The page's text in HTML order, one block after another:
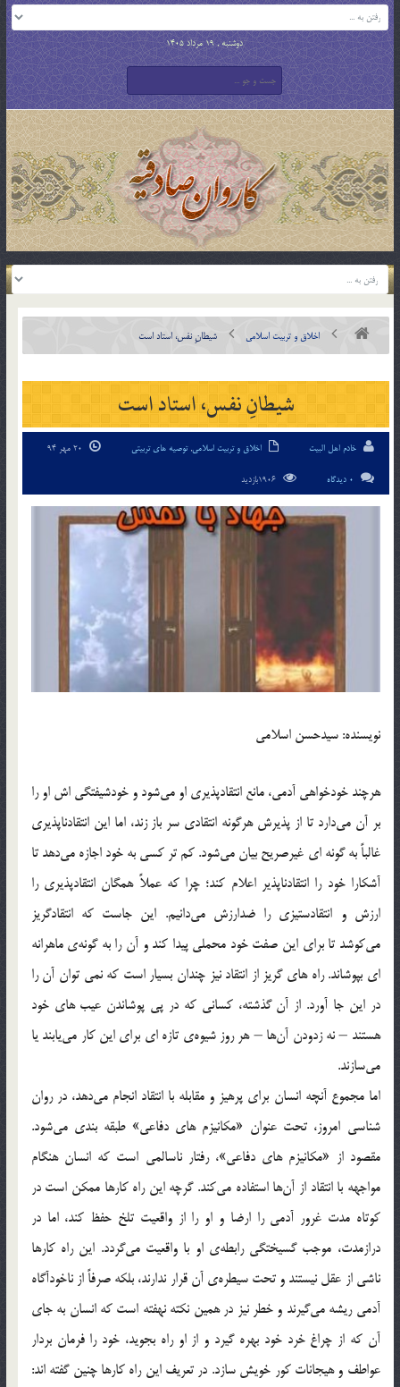
دوشنبه , 19 مرداد 1405
اخلاق و تربیت اسلامی شیطانِ نفس، استاد است
شیطانِ نفس، استاد است
خادم اهل البیت اخلاق و تربیت اسلامی,توصیه های تربیتی
0 دیدگاه
نویسنده: سیدحسن اسلامی
هرچند خودخواهی آدمی، مانع انتقادپذیری او می‌شود و خودشیفتگی اش او را
بر آن می‌دارد تا از پذیرش هرگونه انتقادی سر باز زند، اما این انتقادناپذیری
غالباً به گونه ای غیرصریح بیان می‌شود. کم تر کسی به خود اجازه می‌دهد تا
آشکارا خود را انتقادناپذیر اعلام کند؛ چرا که عملاً همگان انتقادپذیری را
ارزش و انتقادستیزی را ضدارزش می‌دانیم. این جاست که انتقادگریز
می‌کوشد تا برای این صفت خود محملی پیدا کند و آن را به گونه‌ی ماهرانه
ای بپوشاند. راه های گریز از انتقاد نیز چندان بسیار است که نمی توان آن را
در این جا آورد. از آن گذشته، کسانی که در پی پوشاندن عیب های خود
هستند – نه زدودن آن‌ها – هر روز شیوه‌ی تازه ای برای این کار می‌یابند یا
می‌سازند.
اما مجموع آنچه انسان برای پرهیز و مقابله با انتقاد انجام می‌دهد، در روان
شناسی امروز، تحت عنوان «مکانیزم های دفاعی» طبقه بندی می‌شود.
مقصود از «مکانیزم های دفاعی»، رفتار ناسالمی است که انسان هنگام
مواجهه با انتقاد از آن‌ها استفاده می‌کند. گرچه این راه کارها ممکن است در
کوتاه مدت غرور آدمی را ارضا و او را از واقعیت تلخ حفظ کند، اما در
درازمدت، موجب گسیختگی رابطه‌ی او با واقعیت می‌گردد. این راه کارها
ناشی از عقل نیستند و تحت سیطره‌ی آن قرار ندارند، بلکه صرفاً از ناخودآگاه
آدمی ریشه می‌گیرند و خطر نیز در همین نکته نهفته است که انسان به جای
آن که از چراغ خرد خود بهره گیرد و از او راه بجوید، خود را فرمان بردار
عواطف و هیجانات کور خویش سازد. در تعریف این راه کارها چنین گفته اند: